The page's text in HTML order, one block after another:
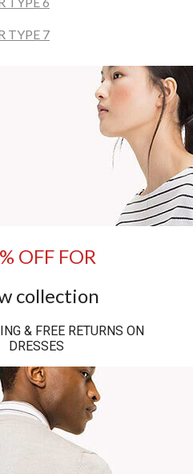
TYPE 7
OFF FOR
collection
& FREE RETURNS ON
DRESSES